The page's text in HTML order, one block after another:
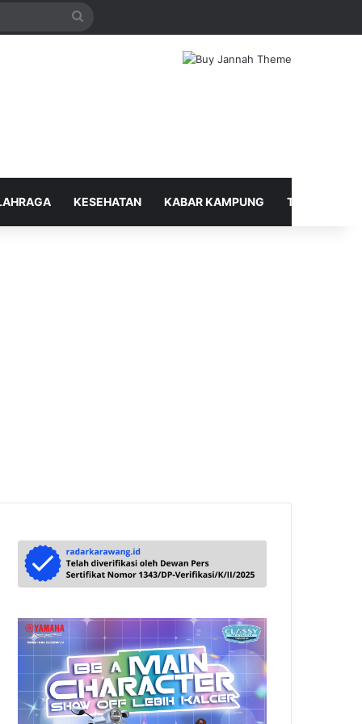
Search
KESEHATAN KABAR KAMPUNG TELUSUR